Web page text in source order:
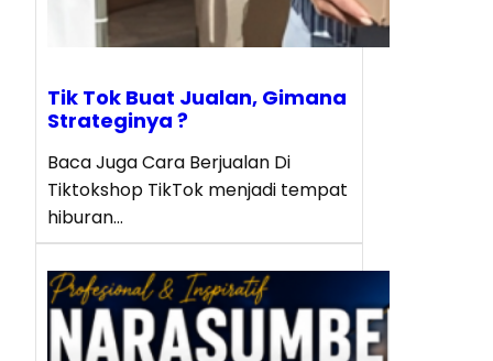
Tik Tok Buat Jualan, Gimana
Strateginya ?
Baca Juga Cara Berjualan Di
Tiktokshop TikTok menjadi tempat
hiburan…